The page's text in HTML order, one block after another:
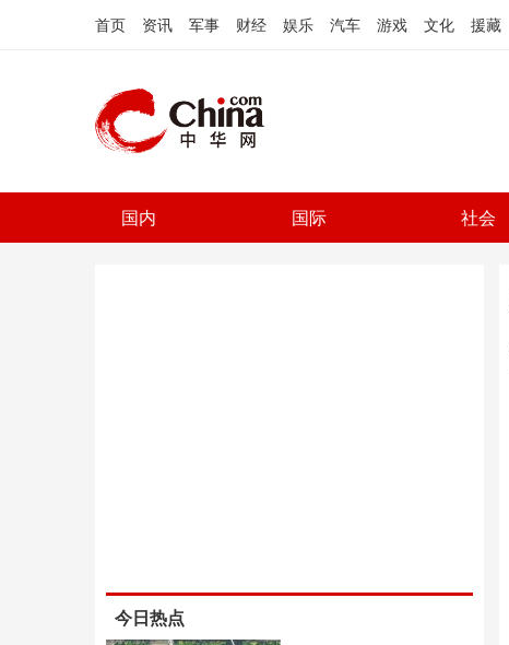
首页 资讯 军事 财经 娱乐 汽车 游戏 文化 援藏
国内 国际 社会
今日热点